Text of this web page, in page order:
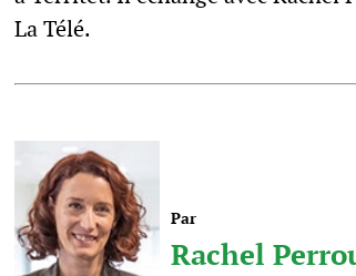
La Télé.
Par
Rachel